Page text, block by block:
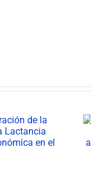
fortalece
prácticas
de los